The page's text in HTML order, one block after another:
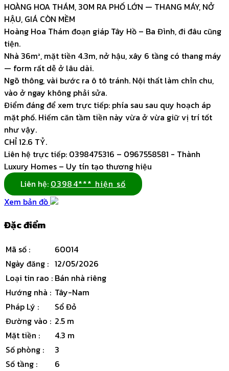
HOÀNG HOA THÁM, 30M RA PHỐ LỚN — THANG MÁY, NỞ
HẬU, GIÁ CÒN MỀM
Hoàng Hoa Thám đoạn giáp Tây Hồ – Ba Đình, đi đâu cũng
tiện.
Nhà 36m², mặt tiền 4.3m, nở hậu, xây 6 tầng có thang máy
— form rất dễ ở lâu dài.
Ngõ thông, vài bước ra ô tô tránh. Nội thất làm chỉn chu,
vào ở ngay không phải sửa.
Điểm đáng để xem trực tiếp: phía sau sau quy hoạch áp
mặt phố. Hiếm căn tầm tiền này vừa ở vừa giữ vị trí tốt
như vậy.
CHỈ 12.6 TỶ.
Liên hệ trực tiếp: 0398475316 – 0967558581 - Thành
Luxury Homes – Uy tín tạo thương hiệu
Liên hệ: 03984*** hiện số
Xem bản đồ
Đặc điểm
Mã số :
60014
Ngày đăng : 12/05/2026
Loại tin rao : Bán nhà riêng
Hướng nhà : Tây-Nam
Pháp Lý :
Sổ Đỏ
Đường vào : 2.5 m
Mặt tiền :
4.3 m
Số phòng :
3
Số tầng :
6